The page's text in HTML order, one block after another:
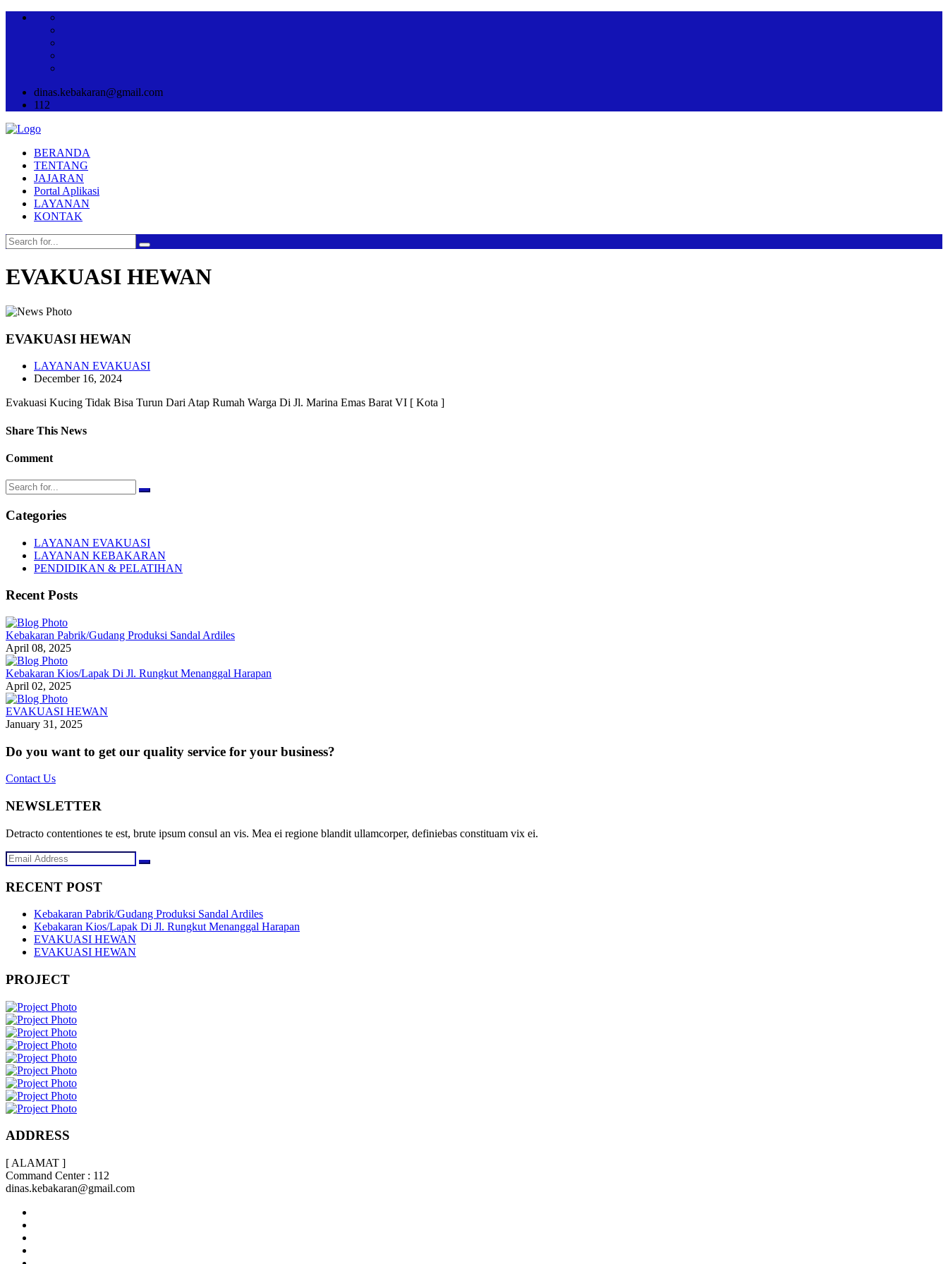
dinas.kebakaran@gmail.com
112
BERANDA
TENTANG
JAJARAN
Portal Aplikasi
LAYANAN
KONTAK
EVAKUASI HEWAN
EVAKUASI HEWAN
LAYANAN EVAKUASI
December 16, 2024
Evakuasi Kucing Tidak Bisa Turun Dari Atap Rumah Warga Di Jl. Marina Emas Barat VI [ Kota ]
Share This News
Comment
Categories
LAYANAN EVAKUASI
LAYANAN KEBAKARAN
PENDIDIKAN & PELATIHAN
Recent Posts
Kebakaran Pabrik/Gudang Produksi Sandal Ardiles
April 08, 2025
Kebakaran Kios/Lapak Di Jl. Rungkut Menanggal Harapan
April 02, 2025
EVAKUASI HEWAN
January 31, 2025
Do you want to get our quality service for your business?
Contact Us
NEWSLETTER
Detracto contentiones te est, brute ipsum consul an vis. Mea ei regione blandit ullamcorper, definiebas constituam vix ei.
RECENT POST
Kebakaran Pabrik/Gudang Produksi Sandal Ardiles
Kebakaran Kios/Lapak Di Jl. Rungkut Menanggal Harapan
EVAKUASI HEWAN
EVAKUASI HEWAN
PROJECT
ADDRESS
[ ALAMAT ]
Command Center : 112
dinas.kebakaran@gmail.com